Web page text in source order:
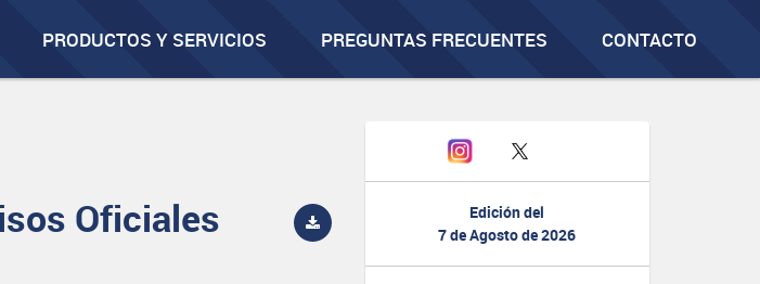
PRODUCTOS Y SERVICIOS PREGUNTAS FRECUENTES CONTACTO
Edición del
7 de Agosto de 2026
Oficiales